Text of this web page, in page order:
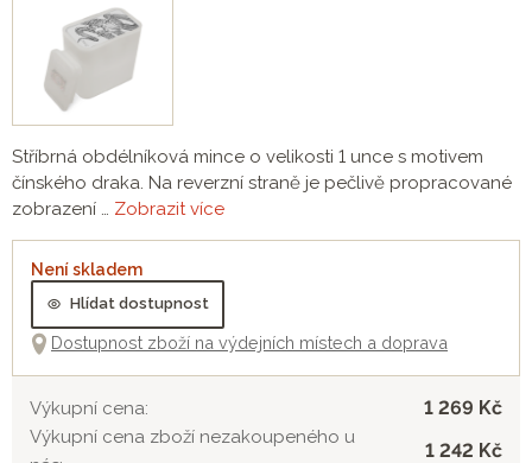
Stříbrná obdélníková mince o velikosti 1 unce s motivem
čínského draka. Na reverzní straně je pečlivě propracované
zobrazení … Zobrazit více
Není skladem
Hlídat dostupnost
Dostupnost zboží na výdejních místech a doprava
Výkupní cena: 1 269 Kč
Výkupní cena zboží nezakoupeného u
1 242 Kč